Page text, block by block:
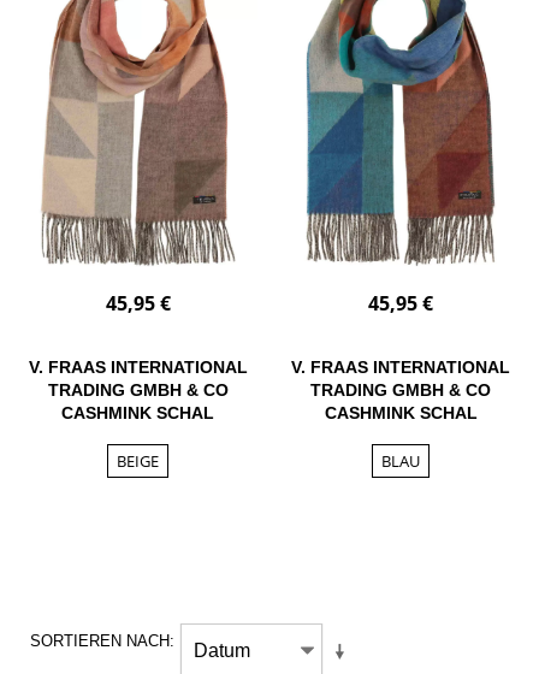
45,95 €
V. FRAAS INTERNATIONAL
TRADING GMBH & CO
CASHMINK SCHAL
BEIGE
45,95 €
V. FRAAS INTERNATIONAL
TRADING GMBH & CO
CASHMINK SCHAL
BLAU
SORTIEREN NACH